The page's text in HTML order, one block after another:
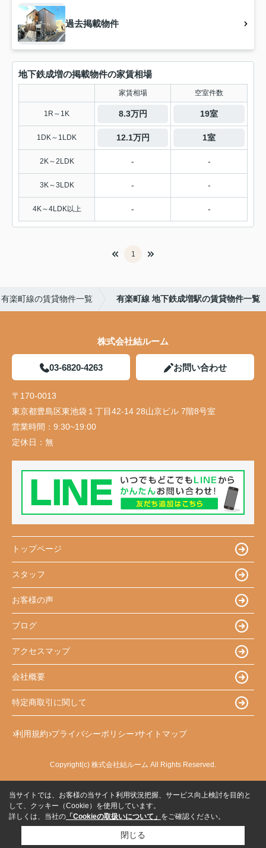
過去掲載物件
地下鉄成増の掲載物件の家賃相場
家賃相場 空室件数
1R～1K 8.3万円 19室
1DK～1LDK 12.1万円 1室
2K～2LDK - -
3K～3LDK - -
4K～4LDK以上 - -
1
有楽町線の賃貸物件一覧 有楽町線 地下鉄成増駅の賃貸物件一覧
株式会社結ルーム
03-6820-4263 お問い合わせ
〒170-0013
東京都豊島区東池袋１丁目42-14 28山京ビル 7階8号室
営業時間： 9:30~19:00
定休日： 無
トップページ
スタッフ
お客様の声
ブログ
アクセスマップ
会社概要
特定商取引に関して
利用規約 プライバシーポリシー サイトマップ
Copyright(c) 株式会社結ルーム All Rights Reserved.
当サイトでは、お客様の当サイト利用状況把握、サービス向上検討を目的と
して、クッキー（Cookie）を使用しています。
詳しくは、当社の 「Cookieの取扱いについて」 をご確認ください。
閉じる